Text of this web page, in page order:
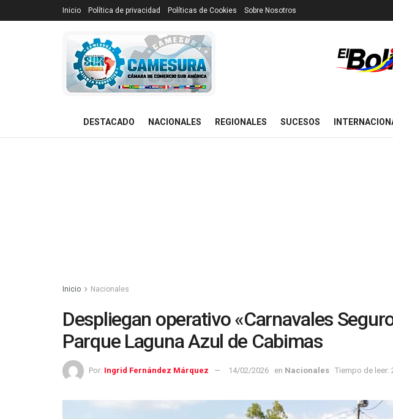
Inicio Política de privacidad Políticas de Cookies Sobre Nosotros
DESTACADO NACIONALES REGIONALES SUCESOS
Inicio Nacionales
Despliegan operativo «Carnavales
Parque Laguna Azul de Cabimas
Por: Ingrid Fernández Márquez 14/02/2026 en Nacionales Tiempo de leer: